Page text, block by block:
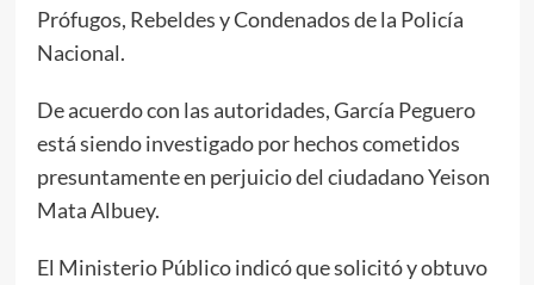
Prófugos, Rebeldes y Condenados de la Policía
Nacional.
De acuerdo con las autoridades, García Peguero
está siendo investigado por hechos cometidos
presuntamente en perjuicio del ciudadano Yeison
Mata Albuey.
El Ministerio Público indicó que solicitó y obtuvo